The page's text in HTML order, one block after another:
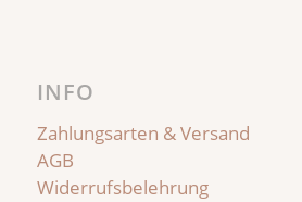
INFO
Zahlungsarten & Versand
AGB
Widerrufsbelehrung